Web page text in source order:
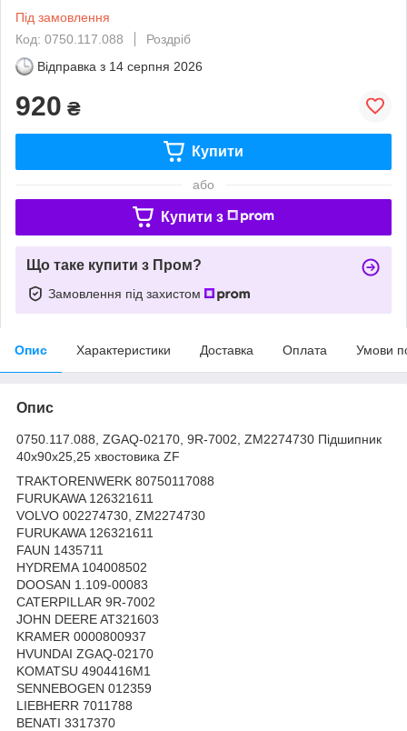
Під замовлення
Код: 0750.117.088
Роздріб
Відправка з 14 серпня 2026
920 ₴
Купити
або
Купити з
Що таке купити з Пром?
Замовлення під захистом
Опис Характеристики Доставка Оплата Умови
Опис
0750.117.088, ZGAQ-02170, 9R-7002, ZM2274730 Підшипник
40х90х25,25 хвостовика ZF
TRAKTORENWERK 80750117088
FURUKAWA 126321611
VOLVO 002274730, ZM2274730
FURUKAWA 126321611
FAUN 1435711
HYDREMA 104008502
DOOSAN 1.109-00083
CATERPILLAR 9R-7002
JOHN DEERE AT321603
KRAMER 0000800937
HVUNDAI ZGAQ-02170
KOMATSU 4904416M1
SENNEBOGEN 012359
LIEBHERR 7011788
BENATI 3317370